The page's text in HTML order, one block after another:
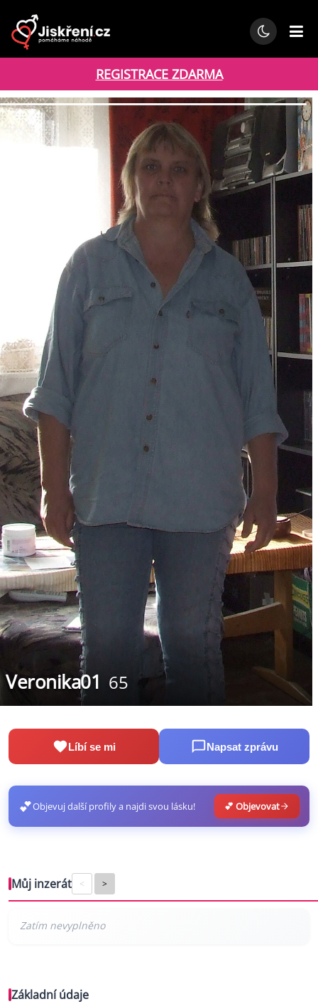
REGISTRACE ZDARMA
Veronika01 65
Líbí se mi Napsat zprávu
💕Objevuj další profily a najdi svou lásku! 💕 Objevovat
Můj inzerát < >
Základní údaje